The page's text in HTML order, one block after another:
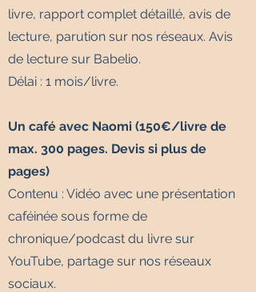
livre, rapport complet détaillé, avis de
lecture, parution sur nos réseaux. Avis
de lecture sur Babelio.
Délai : 1 mois/livre.
Un café avec Naomi (150€/livre de
max. 300 pages. Devis si plus de
pages)
Contenu : Vidéo avec une présentation
caféinée sous forme de
chronique/podcast du livre sur
YouTube, partage sur nos réseaux
sociaux.